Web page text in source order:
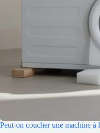
Peut-on coucher une machine à